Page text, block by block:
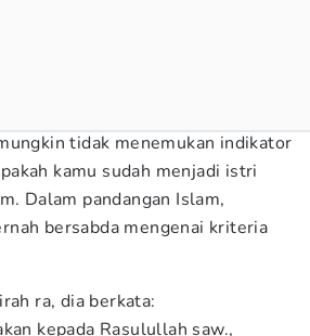
tidak menemukan indikator
kamu sudah menjadi istri
Dalam pandangan Islam,
bersabda mengenai kriteria
ra, dia berkata:
kepada Rasulullah saw.,